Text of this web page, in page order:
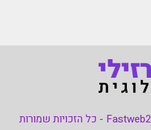
- עידן-הדלי / Fastweb2 - כל הזכויות שמורות